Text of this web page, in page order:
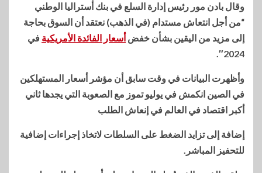
وقال بادن مور رئيس إدارة السلع في بنك أستراليا الوطني
“من أجل انتعاش مستدام (في الذهب) نعتقد أن السوق بحاجة
إلى مزيد من اليقين بشأن خفض أسعار الفائدة الأمريكية في
2024″.
وأظهرت البيانات في وقت سابق أن مؤشر أسعار المستهلكين
في الصين انكمش في يوليو تموز مع الصعوبة التي يجدها ثاني
أكبر اقتصاد في العالم في إنعاش الطلب
إضافة إلى تزايد الضغط على السلطات لاتخاذ إجراءات إضافية
للتحفيز المباشر.